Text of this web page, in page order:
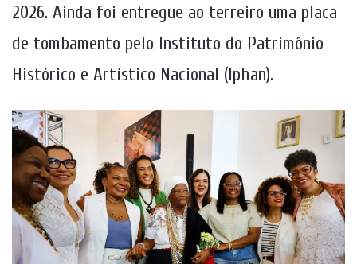
2026. Ainda foi entregue ao terreiro uma placa
de tombamento pelo Instituto do Patrimônio
Histórico e Artístico Nacional (Iphan).